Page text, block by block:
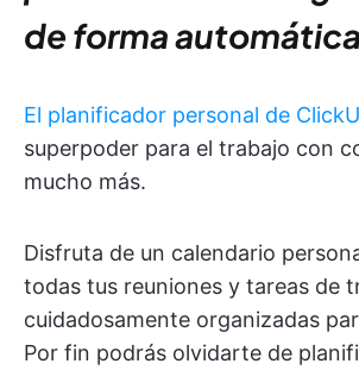
de forma automática
El planificador personal de
superpoder para el trabajo con
mucho más.
Disfruta de un calendario
todas tus reuniones y tareas de
cuidadosamente organizadas
Por fin podrás olvidarte de